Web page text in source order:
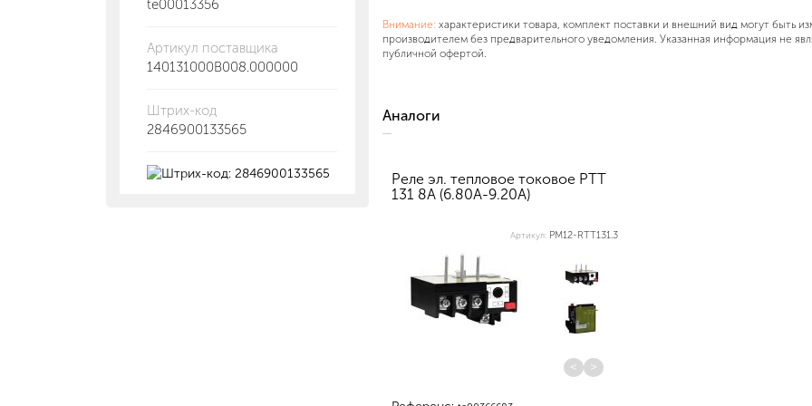
te00013356
Артикул поставщика
140131000В008.000000
Штрих-код
2846900133565
Внимание: характеристики товара, комплект поставки и внешний вид могут быть
производителем без предварительного уведомления. Указанная информация не
публичной офертой.
Аналоги
Реле эл. тепловое токовое РТТ
131 8А (6.80А-9.20А)
Артикул: PM12-RTT131.3
< >